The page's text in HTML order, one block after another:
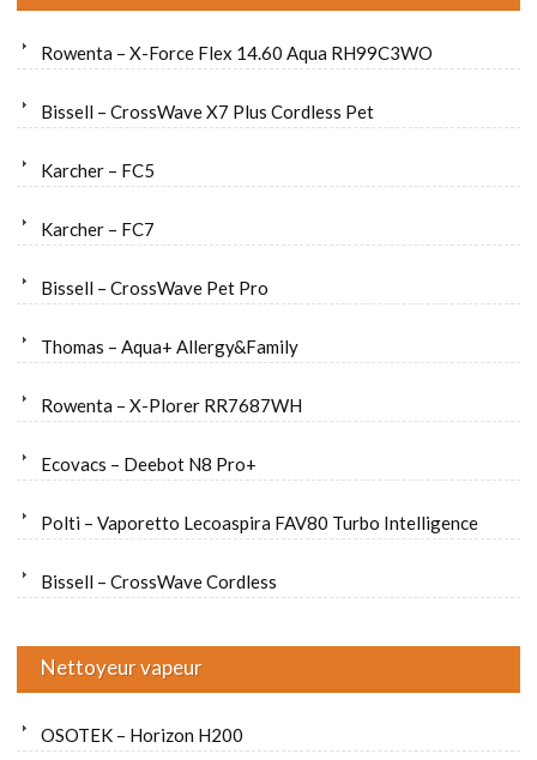
Rowenta – X-Force Flex 14.60 Aqua RH99C3WO
Bissell – CrossWave X7 Plus Cordless Pet
Karcher – FC5
Karcher – FC7
Bissell – CrossWave Pet Pro
Thomas – Aqua+ Allergy&Family
Rowenta – X-Plorer RR7687WH
Ecovacs – Deebot N8 Pro+
Polti – Vaporetto Lecoaspira FAV80 Turbo Intelligence
Bissell – CrossWave Cordless
Nettoyeur vapeur
OSOTEK – Horizon H200